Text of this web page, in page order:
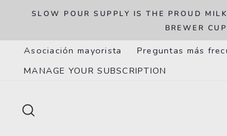
al
contenido
SLOW POUR SUPPLY IS THE PROUD
BREWER
Asociación mayorista Preguntas más
MANAGE YOUR SUBSCRIPTION